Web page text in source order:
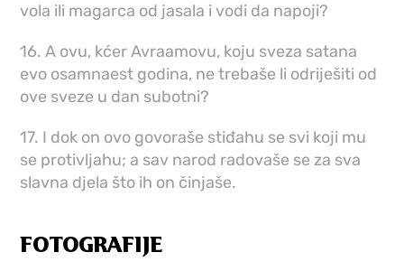
vola ili magarca od jasala i vodi da napoji?
16. A ovu, kćer Avraamovu, koju sveza satana
evo osamnaest godina, ne trebaše li odriješiti od
ove sveze u dan subotni?
17. I dok on ovo govoraše stiđahu se svi koji mu
se protivljahu; a sav narod radovaše se za sva
slavna djela što ih on činjaše.
FOTOGRAFIJE